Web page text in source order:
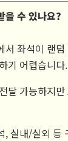
을 수 있나요?
서 좌석이 랜
기 어렵습니다.
달 가능하지
, 실내/실외 등